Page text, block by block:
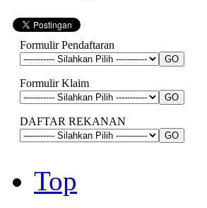
Formulir Pendaftaran
Formulir Klaim
DAFTAR REKANAN
Top